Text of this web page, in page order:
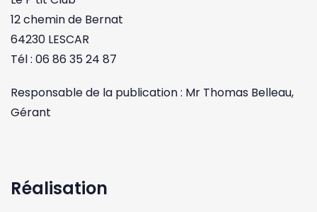
12 chemin de Bernat
64230 LESCAR
Tél : 06 86 35 24 87
Responsable de la publication : Mr Thomas Belleau,
Gérant
Réalisation